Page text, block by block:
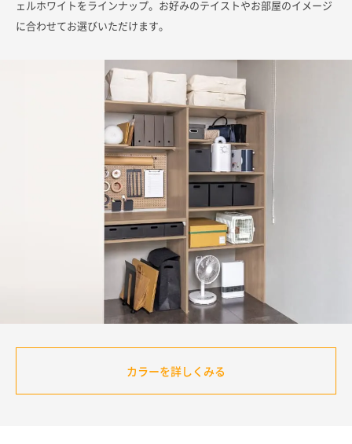
ェルホワイトをラインナップ。お好みのテイストやお部屋のイメージ
に合わせてお選びいただけます。
カラーを詳しくみる